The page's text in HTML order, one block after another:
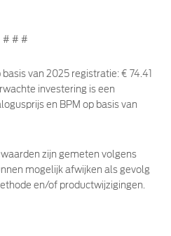
# # #
van 2025 registratie: € 74.41
investering is een
en BPM op basis van
zijn gemeten volgens
mogelijk afwijken als gevolg
en/of productwijzigingen.